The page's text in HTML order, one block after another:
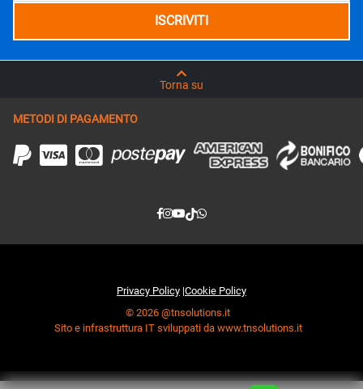
Torna su
METODI DI PAGAMENTO
Privacy Policy |Cookie Policy
© 2026 @tnsolutions.it
Sito e infrastruttura IT sviluppati da www.tnsolutions.it